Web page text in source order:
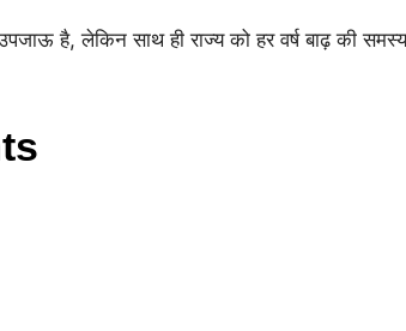
है, लेकिन साथ ही राज्य को हर वर्ष बाढ़ की